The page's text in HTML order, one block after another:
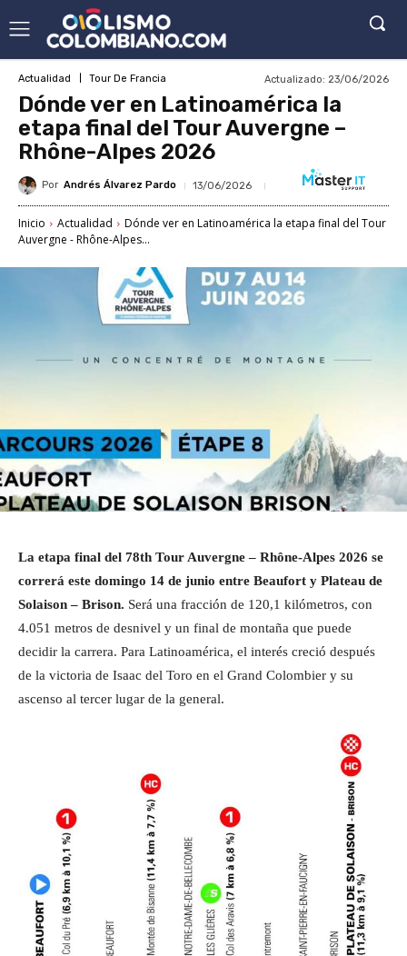
Actualidad Tour De Francia Actualizado: 23/06/2026
Dónde ver en Latinoamérica la
etapa final del Tour Auvergne –
Rhône-Alpes 2026
Por Andrés Álvarez Pardo 13/06/2026
Inicio Actualidad
Dónde ver en Latinoamérica la etapa final del Tour
Auvergne - Rhône-Alpes...
La etapa final del 78th Tour Auvergne – Rhône-Alpes 2026 se
correrá este domingo 14 de junio entre Beaufort y Plateau de
Solaison – Brison. Será una fracción de 120,1 kilómetros, con
4.051 metros de desnivel y un final de montaña que puede
decidir la carrera. Para Latinoamérica, el interés creció después
de la victoria de Isaac del Toro en el Grand Colombier y su
ascenso al tercer lugar de la general.